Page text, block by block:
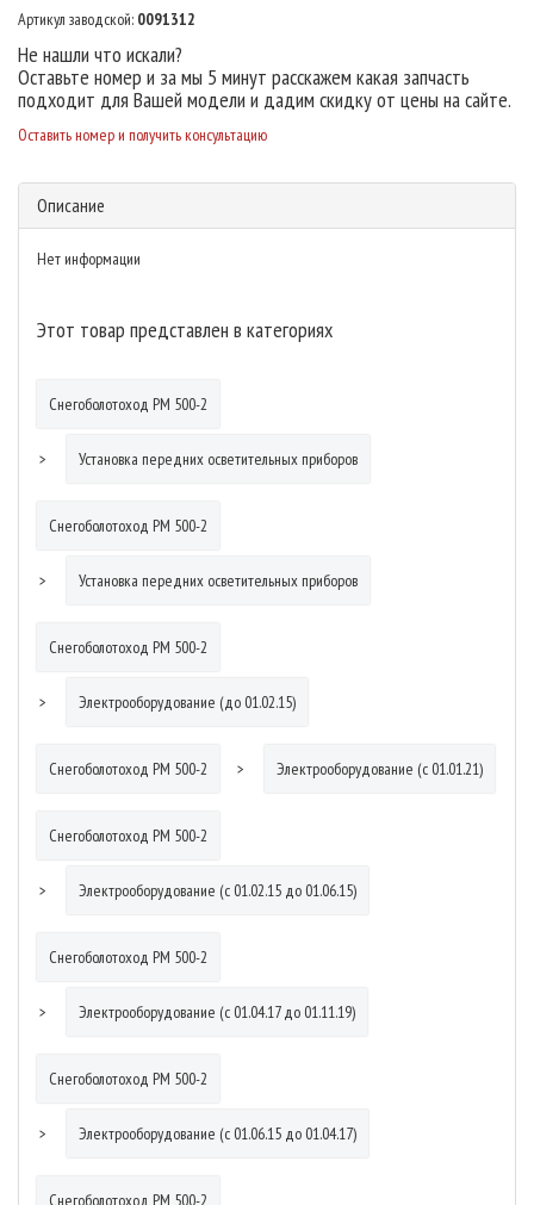
Артикул заводской: 0091312
Не нашли что искали?
Оставьте номер и за мы 5 минут расскажем какая запчасть
подходит для Вашей модели и дадим скидку от цены на сайте.
Оставить номер и получить консультацию
Описание
Нет информации
Этот товар представлен в категориях
Снегоболотоход РМ 500-2
Установка передних осветительных приборов
Снегоболотоход РМ 500-2
Установка передних осветительных приборов
Снегоболотоход РМ 500-2
Электрооборудование (до 01.02.15)
Снегоболотоход РМ 500-2 Электрооборудование (с 01.01.21)
Снегоболотоход РМ 500-2
Электрооборудование (с 01.02.15 до 01.06.15)
Снегоболотоход РМ 500-2
Электрооборудование (с 01.04.17 до 01.11.19)
Снегоболотоход РМ 500-2
Электрооборудование (с 01.06.15 до 01.04.17)
Снегоболотоход РМ 500-2